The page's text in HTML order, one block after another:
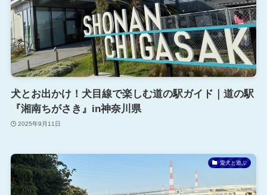
犬とお出かけ！犬目線で楽しむ道の駅ガイド｜道の駅
『湘南ちがさき』in神奈川県
2025年9月11日
愛犬と遊ぶ